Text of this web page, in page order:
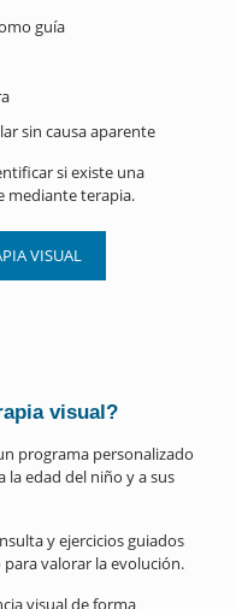
guía
sin causa aparente
si existe una
mediante terapia.
VISUAL
visual?
programa personalizado
la edad del niño y a sus
y ejercicios guiados
valorar la evolución.